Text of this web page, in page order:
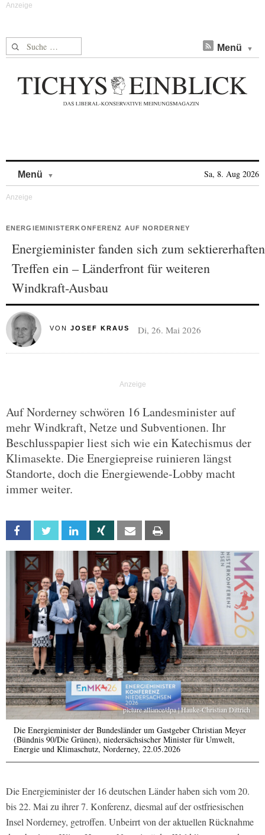
Suche nach: Menü
Menü Sa, 8. Aug 2026
ENERGIEMINISTERKONFERENZ AUF NORDERNEY
Energieminister fanden sich zum sektiererhaften
Treffen ein – Länderfront für weiteren
Windkraft-Ausbau
VON JOSEF KRAUS Di, 26. Mai 2026
Auf Norderney schwören 16 Landesminister auf
mehr Windkraft, Netze und Subventionen. Ihr
Beschlusspapier liest sich wie ein Katechismus der
Klimasekte. Die Energiepreise ruinieren längst
Standorte, doch die Energiewende-Lobby macht
immer weiter.
Facebook Twitter Linkedin Xing Email
picture alliance/dpa | Hauke-Christian Dittrich
Die Energieminister der Bundesländer um Gastgeber Christian Meyer
(Bündnis 90/Die Grünen), niedersächsischer Minister für Umwelt,
Energie und Klimaschutz, Norderney, 22.05.2026
Die Energieminister der 16 deutschen Länder haben sich vom 20.
bis 22. Mai zu ihrer 7. Konferenz, diesmal auf der ostfriesischen
Insel Norderney, getroffen. Unbeirrt von der aktuellen Rücknahme